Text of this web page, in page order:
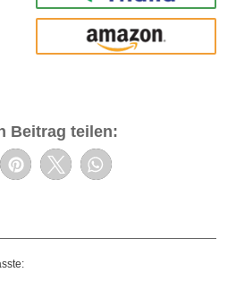
amazon
Beitrag teilen: